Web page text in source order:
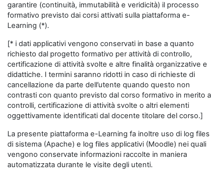
garantire (continuità, immutabilità e veridicità) il processo
formativo previsto dai corsi attivati sulla piattaforma e-
Learning (*).
[* i dati applicativi vengono conservati in base a quanto
richiesto dal progetto formativo per attività di controllo,
certificazione di attività svolte e altre finalità organizzative e
didattiche. I termini saranno ridotti in caso di richieste di
cancellazione da parte dell’utente quando questo non
contrasti con quanto previsto dal corso formativo in merito a
controlli, certificazione di attività svolte o altri elementi
oggettivamente identificati dal docente titolare del corso.]
La presente piattaforma e-Learning fa inoltre uso di log files
di sistema (Apache) e log files applicativi (Moodle) nei quali
vengono conservate informazioni raccolte in maniera
automatizzata durante le visite degli utenti.